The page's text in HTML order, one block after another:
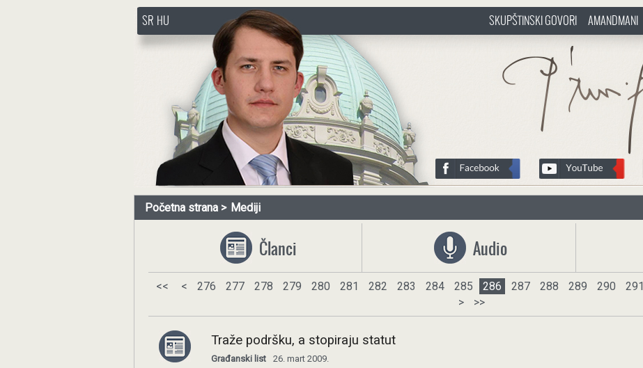
http://www.pasztorbalint.rs/sr
SR HU
http://www.pasztorbalint.rs/sr
SKUPŠTINSKI GOVORI AMANDMANI
Početna strana Mediji
Članci Audio
<< < 276 277 278 279 280 281 282 283 284 285 286 287 288 289 290 291
>
>>
Traže podršku, a stopiraju statut
Građanski list 26. mart 2009.